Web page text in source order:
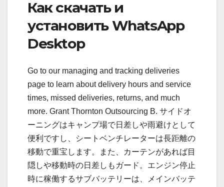
Как скачать и
установить WhatsApp
Desktop
Go to our managing and tracking deliveries
page to learn about delivery hours and service
times, missed deliveries, returns, and much
more. Grant Thornton Outsourcing B. サイドオ
ーニングはキャンプ場で日差しや雨避けとして
便利ですし、シートベンチレーターは長距離の
移動で重宝します。また、カーテンがあれば目
隠しや移動時の日差しもガード。エンジン停止
時に稼働するサブバッテリーは、メインバッテ